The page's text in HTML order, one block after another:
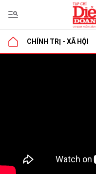
CHÍNH TRỊ - XÃ HỘI